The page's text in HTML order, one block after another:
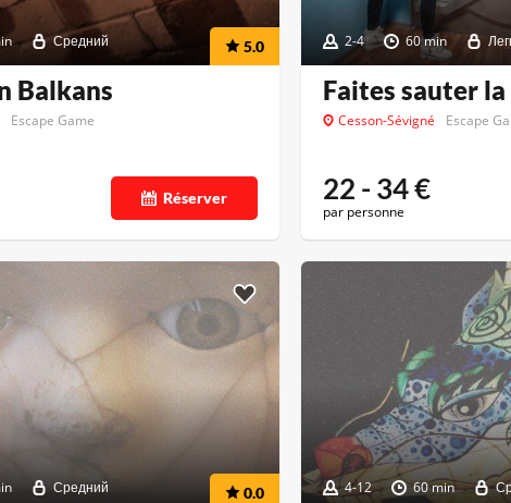
Средний 5.0
Balkans
Escape Game
Réserver
2-4 60 min
Faites sauter
Cesson-Sévigné Escape
22 - 34€
par personne
Средний 0.0 4-12 60 min